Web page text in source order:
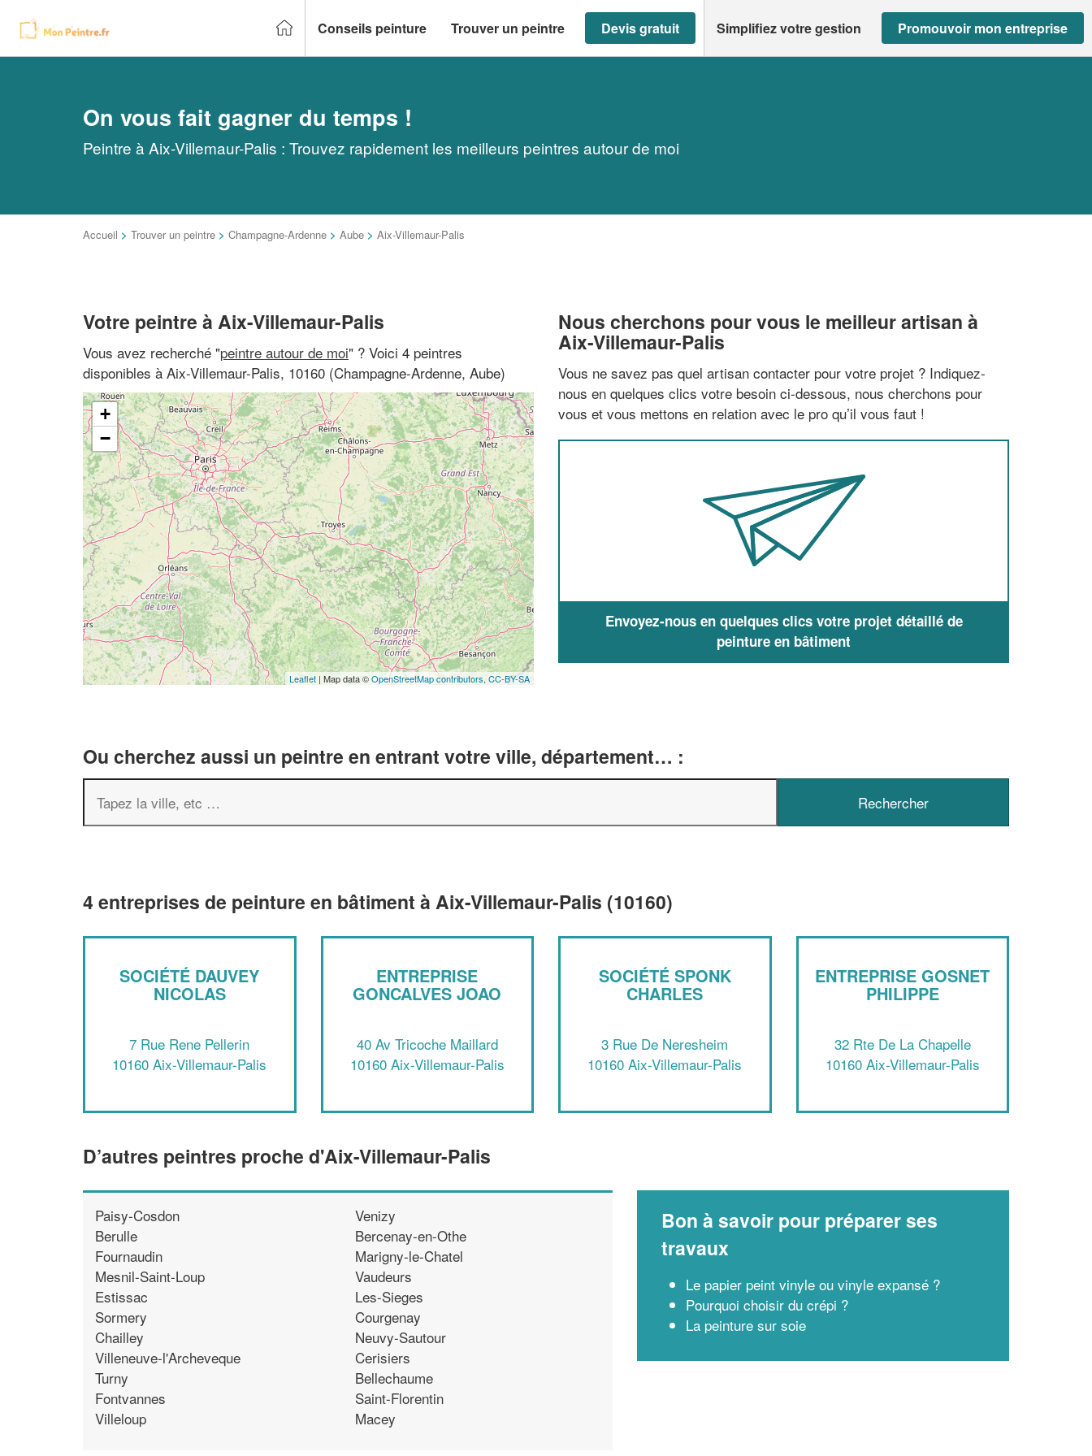
Conseils peinture Trouver un peintre Devis gratuit Simplifiez votre gestion Promouvoir mon entreprise
On vous fait gagner du temps !
Peintre à Aix-Villemaur-Palis : Trouvez rapidement les meilleurs peintres autour de moi
Accueil > Trouver un peintre > Champagne-Ardenne > Aube > Aix-Villemaur-Palis
Votre peintre à Aix-Villemaur-Palis
Vous avez recherché "peintre autour de moi" ? Voici 4 peintres
disponibles à Aix-Villemaur-Palis, 10160 (Champagne-Ardenne, Aube)
+
−
Leaflet | Map data ©OpenStreetMap contributors, CC-BY-SA
Nous cherchons pour vous le meilleur artisan à
Aix-Villemaur-Palis
Vous ne savez pas quel artisan contacter pour votre projet ? Indiquez-
nous en quelques clics votre besoin ci-dessous, nous cherchons pour
vous et vous mettons en relation avec le pro qu’il vous faut !
Envoyez-nous en quelques clics votre projet détaillé de
peinture en bâtiment
Ou cherchez aussi un peintre en entrant votre ville, département… :
4 entreprises de peinture en bâtiment à Aix-Villemaur-Palis (10160)
SOCIÉTÉ DAUVEY
NICOLAS
7 Rue Rene Pellerin
10160 Aix-Villemaur-Palis
ENTREPRISE
GONCALVES JOAO
40 Av Tricoche Maillard
10160 Aix-Villemaur-Palis
SOCIÉTÉ SPONK
CHARLES
3 Rue De Neresheim
10160 Aix-Villemaur-Palis
ENTREPRISE GOSNET
PHILIPPE
32 Rte De La Chapelle
10160 Aix-Villemaur-Palis
D’autres peintres proche d'Aix-Villemaur-Palis
Paisy-Cosdon
Berulle
Fournaudin
Mesnil-Saint-Loup
Estissac
Sormery
Chailley
Villeneuve-l'Archeveque
Turny
Fontvannes
Villeloup
Venizy
Bercenay-en-Othe
Marigny-le-Chatel
Vaudeurs
Les-Sieges
Courgenay
Neuvy-Sautour
Cerisiers
Bellechaume
Saint-Florentin
Macey
Bon à savoir pour préparer ses
travaux
Le papier peint vinyle ou vinyle expansé ?
Pourquoi choisir du crépi ?
La peinture sur soie
Vous êtes un
nouveaux clients!
En savoir plus